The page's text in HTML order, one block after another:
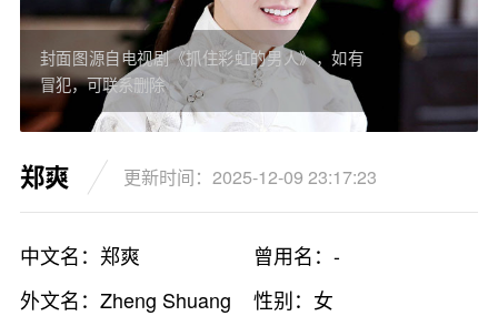
封面图源自电视剧《抓住彩虹的男人》，如有
冒犯，可联系删除
郑爽 更新时间：2025-12-09 23:17:23
中文名：郑爽
曾用名：-
外文名：Zheng Shuang
性别：女